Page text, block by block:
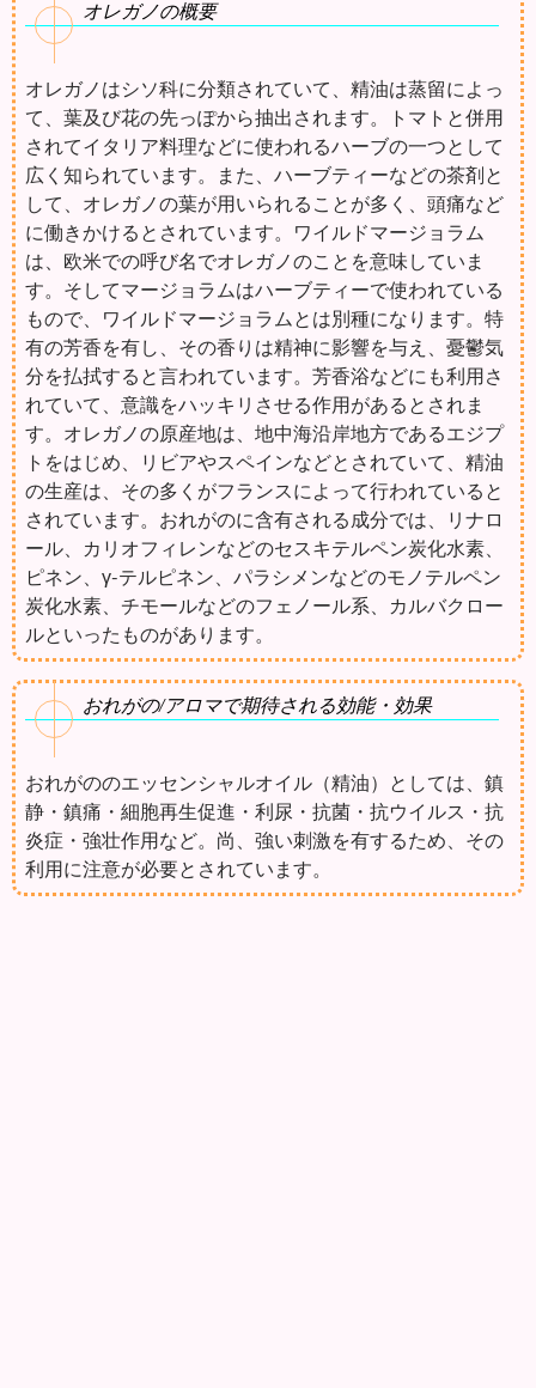
オレガノの概要
オレガノはシソ科に分類されていて、精油は蒸留によっ
て、葉及び花の先っぽから抽出されます。トマトと併用
されてイタリア料理などに使われるハーブの一つとして
広く知られています。また、ハーブティーなどの茶剤と
して、オレガノの葉が用いられることが多く、頭痛など
に働きかけるとされています。ワイルドマージョラム
は、欧米での呼び名でオレガノのことを意味していま
す。そしてマージョラムはハーブティーで使われている
もので、ワイルドマージョラムとは別種になります。特
有の芳香を有し、その香りは精神に影響を与え、憂鬱気
分を払拭すると言われています。芳香浴などにも利用さ
れていて、意識をハッキリさせる作用があるとされま
す。オレガノの原産地は、地中海沿岸地方であるエジプ
トをはじめ、リビアやスペインなどとされていて、精油
の生産は、その多くがフランスによって行われていると
されています。おれがのに含有される成分では、リナロ
ール、カリオフィレンなどのセスキテルペン炭化水素、
ピネン、γ-テルピネン、パラシメンなどのモノテルペン
炭化水素、チモールなどのフェノール系、カルバクロー
ルといったものがあります。
おれがの/アロマで期待される効能・効果
おれがののエッセンシャルオイル（精油）としては、鎮
静・鎮痛・細胞再生促進・利尿・抗菌・抗ウイルス・抗
炎症・強壮作用など。尚、強い刺激を有するため、その
利用に注意が必要とされています。